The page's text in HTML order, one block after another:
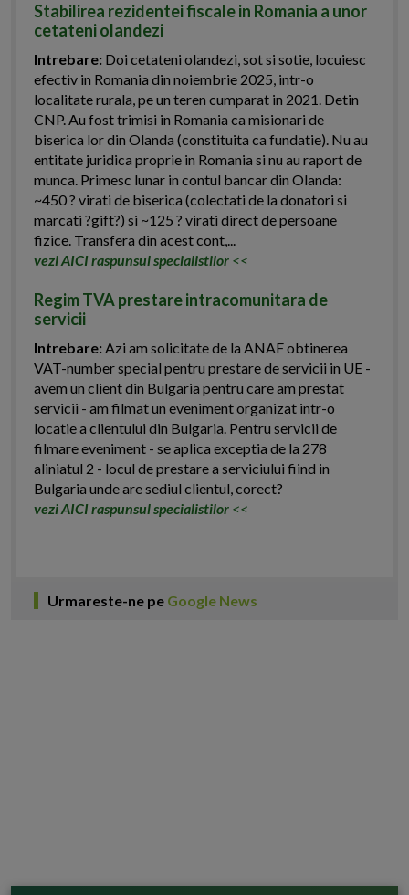
Stabilirea rezidentei fiscale in Romania a unor
cetateni olandezi
Intrebare: Doi cetateni olandezi, sot si sotie, locuiesc
efectiv in Romania din noiembrie 2025, intr-o
localitate rurala, pe un teren cumparat in 2021. Detin
CNP. Au fost trimisi in Romania ca misionari de
biserica lor din Olanda (constituita ca fundatie). Nu au
entitate juridica proprie in Romania si nu au raport de
munca. Primesc lunar in contul bancar din Olanda:
~450 ? virati de biserica (colectati de la donatori si
marcati ?gift?) si ~125 ? virati direct de persoane
fizice. Transfera din acest cont,...
vezi AICI raspunsul specialistilor <<
Regim TVA prestare intracomunitara de
servicii
Intrebare:Azi am solicitate de la ANAF obtinerea
VAT-number special pentru prestare de servicii in UE -
avem un client din Bulgaria pentru care am prestat
servicii - am filmat un eveniment organizat intr-o
locatie a clientului din Bulgaria. Pentru servicii de
filmare eveniment - se aplica exceptia de la 278
aliniatul 2 - locul de prestare a serviciului fiind in
Bulgaria unde are sediul clientul, corect?
vezi AICI raspunsul specialistilor <<
Urmareste-ne pe Google News